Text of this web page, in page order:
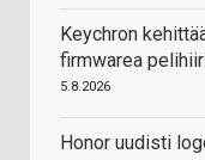
Keychron
firmwarea
5.8.2026
Honor uudisti